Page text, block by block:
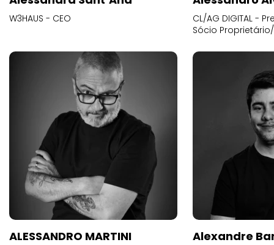
W3HAUS - CEO
CL/AG DIGITAL -
Sócio
ALESSANDRO MARTINI
Alexandre